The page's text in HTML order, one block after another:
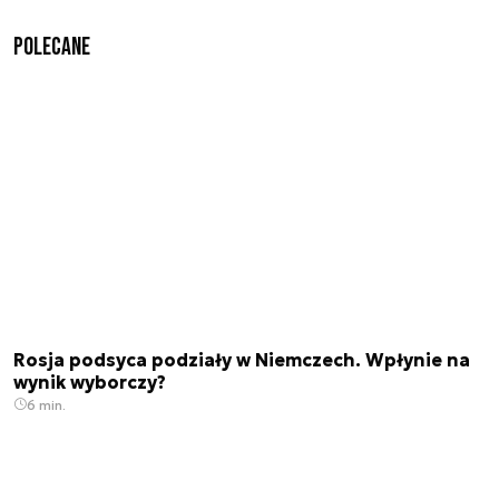
Polecane
Rosja podsyca podziały w Niemczech. Wpłynie na
wynik wyborczy?
6 min.